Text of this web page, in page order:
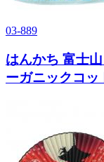
03-889
はんかち 富士
ーガニックコッ